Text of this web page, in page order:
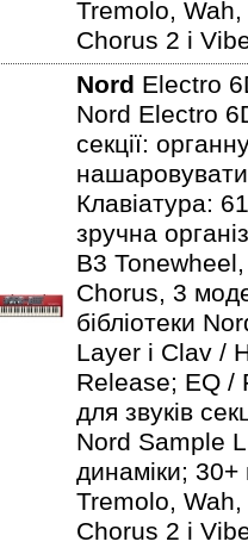
Tremolo,
Chorus 2 і
Nord Electro
Nord Electro
секції:
нашаровувати
Клавіатура:
зручна
B3
Chorus, 3
бібліотеки
Layer і Clav /
Release; EQ /
для звуків
Nord Sample
динаміки; 30+
Tremolo,
Chorus 2 і